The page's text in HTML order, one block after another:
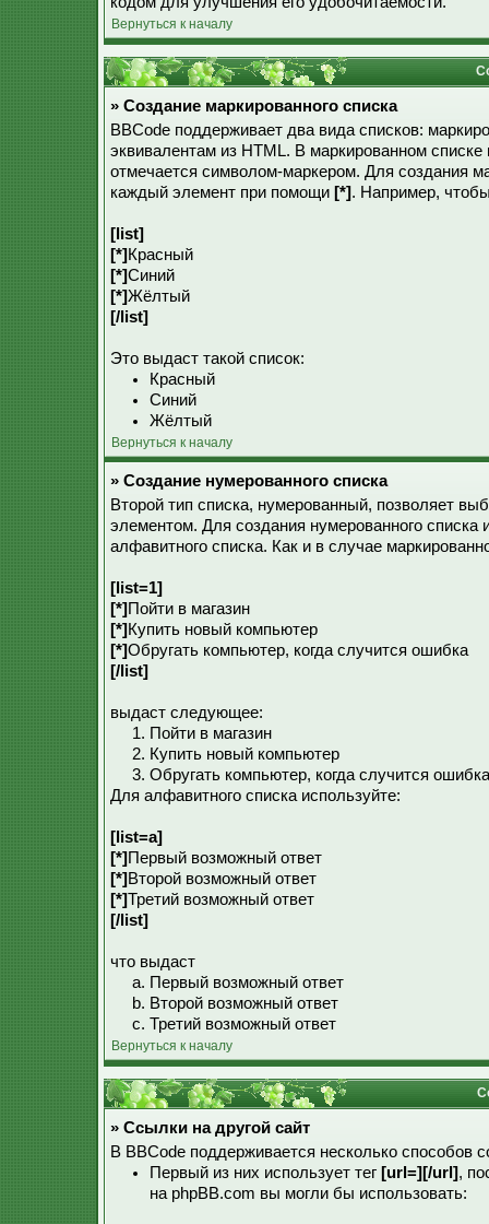
Вернуться к началу
» Создание маркированного списка
BBCode поддерживает два вида списков:
эквивалентам из HTML. В маркированном
отмечается символом-маркером. Для создания
каждый элемент при помощи [*]. Например,
[list]
[*] Красный
[*]Синий
[*]Жёлтый
[/list]
Это выдаст такой список:
Красный
Синий
Жёлтый
Вернуться к началу
» Создание нумерованного списка
Второй тип списка, нумерованный, позволяет
элементом. Для создания нумерованного списка
алфавитного списка. Как и в случае
[list=1]
[*] Пойти в магазин
[*] Купить новый компьютер
[*]Обругать компьютер, когда случится ошибка
[/list]
выдаст следующее:
Пойти в магазин
Купить новый компьютер
Обругать компьютер, когда случится ошибка
Для алфавитного списка используйте:
[list=a]
[*] Первый возможный ответ
[*] Второй возможный ответ
[*]Третий возможный ответ
[/list]
что выдаст
Первый возможный ответ
Второй возможный ответ
Третий возможный ответ
Вернуться к началу
» Ссылки на другой сайт
В BBCode поддерживается несколько способов
Первый из них использует тег [url=][/url],
на phpBB.com вы могли бы использовать: